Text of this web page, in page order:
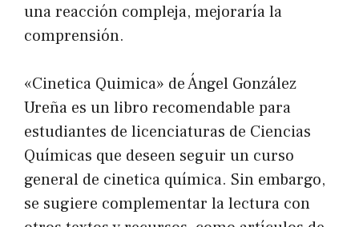
una reacción compleja, mejoraría la
comprensión.
«Cinetica Quimica» de Ángel González
Ureña es un libro recomendable para
estudiantes de licenciaturas de Ciencias
Químicas que deseen seguir un curso
general de cinetica química. Sin embargo,
se sugiere complementar la lectura con